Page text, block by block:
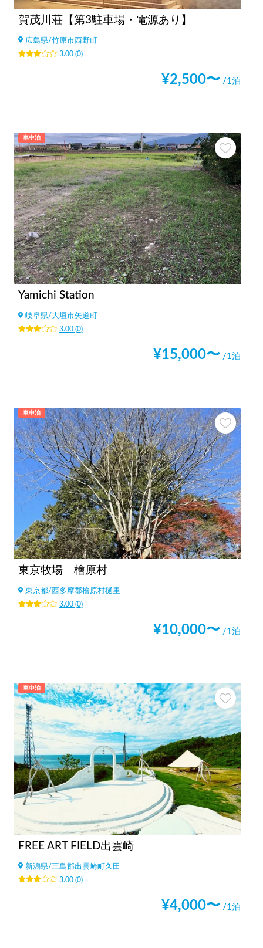
賀茂川荘【第3駐車場・電源あり】
広島県/竹原市西野町
3.00(0)
¥2,500〜 /1泊
車中泊
Yamichi Station
岐阜県/大垣市矢道町
3.00(0)
¥15,000〜 /1泊
車中泊
東京牧場 檜原村
東京都/西多摩郡檜原村樋里
3.00(0)
¥10,000〜 /1泊
車中泊
FREE ART FIELD出雲崎
新潟県/三島郡出雲崎町久田
3.00(0)
¥4,000〜 /1泊